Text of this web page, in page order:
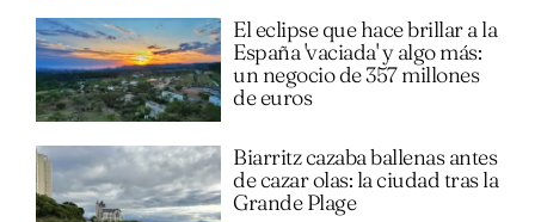
El eclipse que hace brillar a la
España 'vaciada' y algo más:
un negocio de 357 millones
de euros
Biarritz cazaba ballenas antes
de cazar olas: la ciudad tras la
Grande Plage